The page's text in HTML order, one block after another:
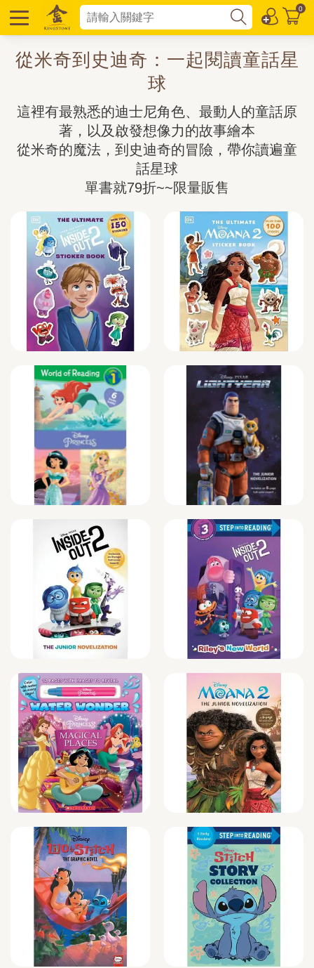
0
從米奇到史迪奇：一起閱讀童話星
球
這裡有最熟悉的迪士尼角色、最動人的童話原
著，以及啟發想像力的故事繪本
從米奇的魔法，到史迪奇的冒險，帶你讀遍童
話星球
單書就79折~~限量販售